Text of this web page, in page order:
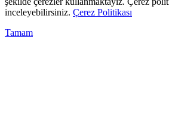
inceleyebilirsiniz. Çerez Politikası
Tamam